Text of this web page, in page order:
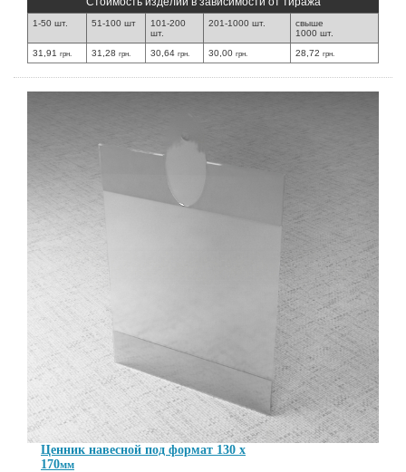
1-50 шт. 51-100 шт
101-200
шт.
201-1000 шт.
свыше
1000 шт.
31,91 грн. 31,28грн. 30,64 грн. 30,00 грн. 28,72грн.
Ценник навесной под формат 130 x
170мм